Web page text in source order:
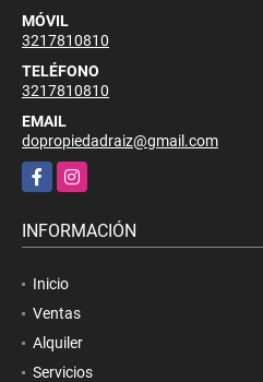
MÓVIL
3217810810
TELÉFONO
3217810810
EMAIL
dopropiedadraiz@gmail.com
FacebookInstagram
INFORMACIÓN
Inicio
Ventas
Alquiler
Servicios